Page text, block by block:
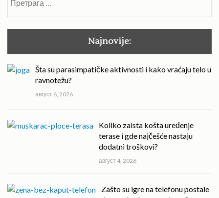
Najnovije:
Šta su parasimpatičke aktivnosti i kako vraćaju telo u
ravnotežu?
август 6, 2026
Koliko zaista košta uređenje
terase i gde najčešće nastaju
dodatni troškovi?
август 4, 2026
Zašto su igre na telefonu postale